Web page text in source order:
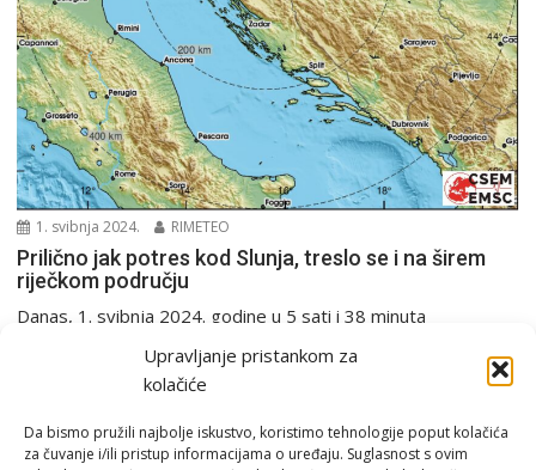
Upravljanje pristankom za
kolačiće
Da bismo pružili najbolje iskustvo, koristimo tehnologije poput kolačića
za čuvanje i/ili pristup informacijama o uređaju. Suglasnost s ovim
1. svibnja 2024. RIMETEO
Prilično jak potres kod Slunja, treslo se i na širem
riječkom području
Danas, 1. svibnja 2024. godine u 5 sati i 38 minuta
seizmografi Seizmološke službe RH zabilježili...
Potres